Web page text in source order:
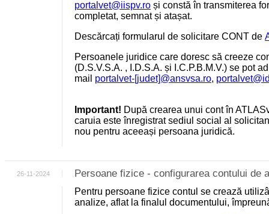
portalvet@iispv.ro și constă în transmiterea
completat, semnat și atașat.
Descărcați formularul de solicitare CONT de
Persoanele juridice care doresc să creeze
(D.S.V.S.A. , I.D.S.A. și I.C.P.B.M.V.) se pot
mail portalvet-[judet]@ansvsa.ro,
Important! După crearea unui cont în
caruia este înregistrat sediul social al
nou pentru aceeași persoana juridică.
26-11-2024 Persoane fizice - configurarea contului de
Pentru persoane fizice contul se crează
analize, aflat la finalul documentului,